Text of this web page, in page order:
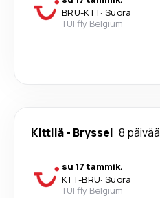
BRU-KTT· Suora
TUI fly Belgium
Kittilä- Bryssel 8 päivää
su 17 tammik.
KTT-BRU· Suora
TUI fly Belgium